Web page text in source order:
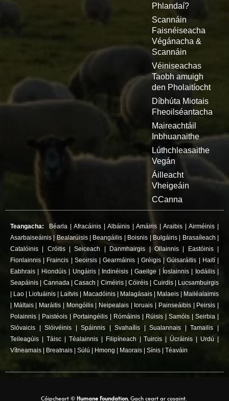
Phlandaí?
Scannáin
Faisnéiseacha
Végánacha &
Scannáin
Véiniseachas
Taobh amuigh
den Pholaitíocht
Díbhúta Miotais
Fheoilséantacha
Maireachtáil
Inbhuanaithe
Lúthchleasaithe
Vegán
Áilleacht
Vheigeáin
CCanna
Teangacha: Béarla Afracáinis Albáinis Amáiris Araibis Airméinis
Asarbaiseáinis| Bealarúisis| Beangáilis Boisnis Bulgáiris| Brasaíleach
Catalóinis
Cróitis|Seiceach Danmhairgis Ollainnis| Eastóinis|
Fionlainnis
Fraincis Seoirsis|Gearmáinis Gréigis|Gúisaráitis Haití|
Eabhrais
Hiondúis| Ungáiris| Indinéisis |Gaeilge Íoslainnis| Iodáilis|
Seapáinis
Cannada| Casach Ciméiris| Cóiréis Cuirdis|
Lucsambuirgis
Lao Liotuáinis Laitvis Macadóinis| Malagásais| Malaeis|
Mailéalaimis
Máltais| Maráitis Mongóilis| Neipealais Ioruais Painseáibis| Peirsis
Polainnis
Paistéois Portaingéilis Rómáinis Rúisis Samóis Seirbia
Slóvaicis |Slóivéinis |Spáinnis |Svahaílis |Sualannais |Tamailis
Teileagúis
Táisc| Téalainnis| Filipíneach |Tuircis Úcráinis Urdú
Vítneamais
Breatnais Súlú Hmong Maorais Sínis Téaváin
Cóipcheart © Humane Foundation.Gach ceart ar cosaint.